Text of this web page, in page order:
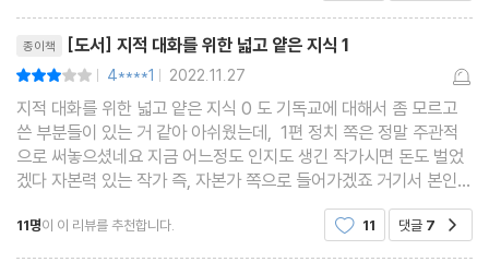
그러나 국가에 대한 요청은 자본주의만의 특징은 아니다. 신을 요청
할 수 없는 모든 지배 권력은 애국을 장려한다. 합리적인 교육을 받
은 사람이라면, 혹은 지적 대화를 하고자 하는 사람이라면, 신과 국
가에 대해 객관적으로 생각해볼 필요가 있다. 여기서 신과 국가에 대
해 객관적으로 사고한다는 것이 이들의 존재를 부정해야 함을 의미
하는 것은 아니다. 신과 국가의 객관적인 의미를 초월해서 사회?정
치적으로 과장되고 포장된 의미가 나에게 강요되고 있었던 것은 아
공급과잉으로 두 번째 전쟁이 일어났다
● 냉전 시대
왜 자본주의와 공산주의는 대립하는가
● 신자유주의의 탄생
새롭고 독특한 경제체제의 세계
종이책 [도서] 지적 대화를 위한 넓고 얕은 지식 1
| 4****1 | 2022.11.27
지적 대화를 위한 넓고 얕은 지식 0 도 기독교에 대해서 좀 모르고
쓴 부분들이 있는 거 같아 아쉬웠는데, 1편 정치 쪽은 정말 주관적
으로 써놓으셨네요 지금 어느정도 인지도 생긴 작가시면 돈도 벌었
겠다 자본력 있는 작가 즉, 자본가 쪽으로 들어가겠죠 거기서 본인
얘기를 대입하신거 같은데 ㅋㅋ 어느 정도 재산있고 생산수단이 있
는 자본가, 이 사람이 진보쪽 사람이면 높은 교육
11명이 이 리뷰를 추천합니다. 11 댓글 7